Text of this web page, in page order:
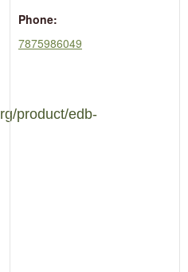
product/edb-
Phone:
7875986049